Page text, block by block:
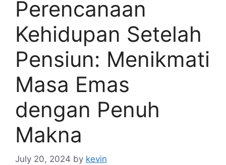
Perencanaan
Kehidupan Setelah
Pensiun: Menikmati
Masa Emas
dengan Penuh
Makna
July 20, 2024 by kevin